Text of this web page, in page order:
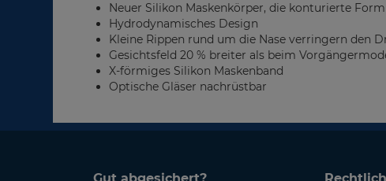
Neuer Silikon Maskenkörper, die konturierte
Hydrodynamisches Design
Kleine Rippen rund um die Nase verringern den
Gesichtsfeld 20 % breiter als beim
X-förmiges Silikon Maskenband
Optische Gläser nachrüstbar